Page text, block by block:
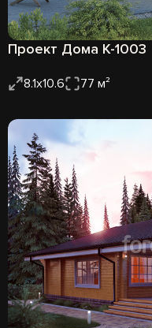
Проект Дома К-1003
8.1х10.6 77 м²